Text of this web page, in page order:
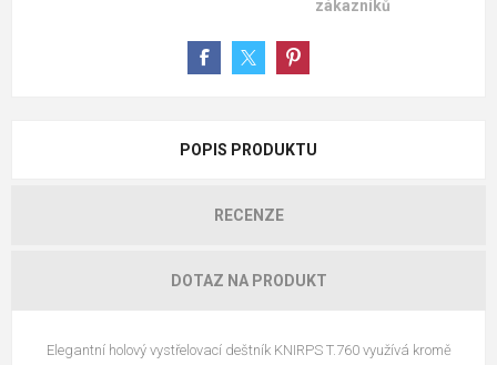
zákazníků
POPIS PRODUKTU
RECENZE
DOTAZ NA PRODUKT
Elegantní holový vystřelovací deštník KNIRPS T.760 využívá kromě